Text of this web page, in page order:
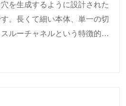
を生成するように設計された
。長くて細い本体、単一の切
ルーチャネルという特徴的な
がより高い精度、より軽量な